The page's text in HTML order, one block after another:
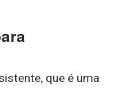
que é uma